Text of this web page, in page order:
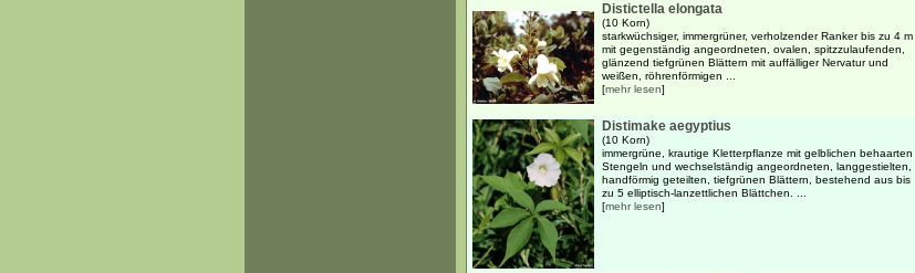
Distictella elongata
(10 Korn)
starkwüchsiger, immergrüner, verholzender Ranker bis zu 4 m
mit gegenständig angeordneten, ovalen, spitzzulaufenden,
glänzend tiefgrünen Blättern mit auffälliger Nervatur und
weißen, röhrenförmigen ...
[mehr lesen]
Distimake aegyptius
(10 Korn)
immergrüne, krautige Kletterpflanze mit gelblichen behaarten
Stengeln und wechselständig angeordneten, langgestielten,
handförmig geteilten, tiefgrünen Blättern, bestehend aus bis
zu 5 elliptisch-lanzettlichen Blättchen. ...
[mehr lesen]